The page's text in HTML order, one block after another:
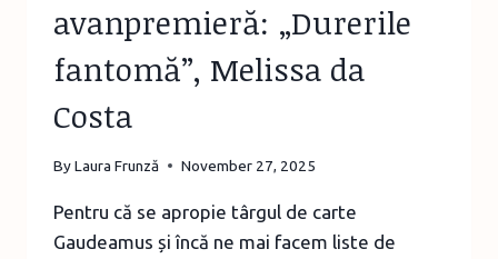
avanpremieră: „Durerile
fantomă”, Melissa da
Costa
ByLaura Frunză November 27, 2025
Pentru că se apropie târgul de carte
Gaudeamus și încă ne mai facem liste de